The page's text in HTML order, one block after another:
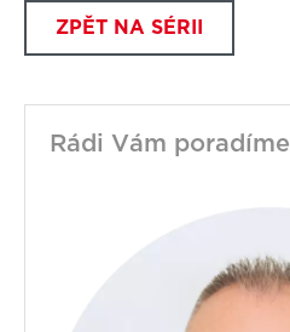
ZPĚT NA SÉRII
Rádi Vám poradíme